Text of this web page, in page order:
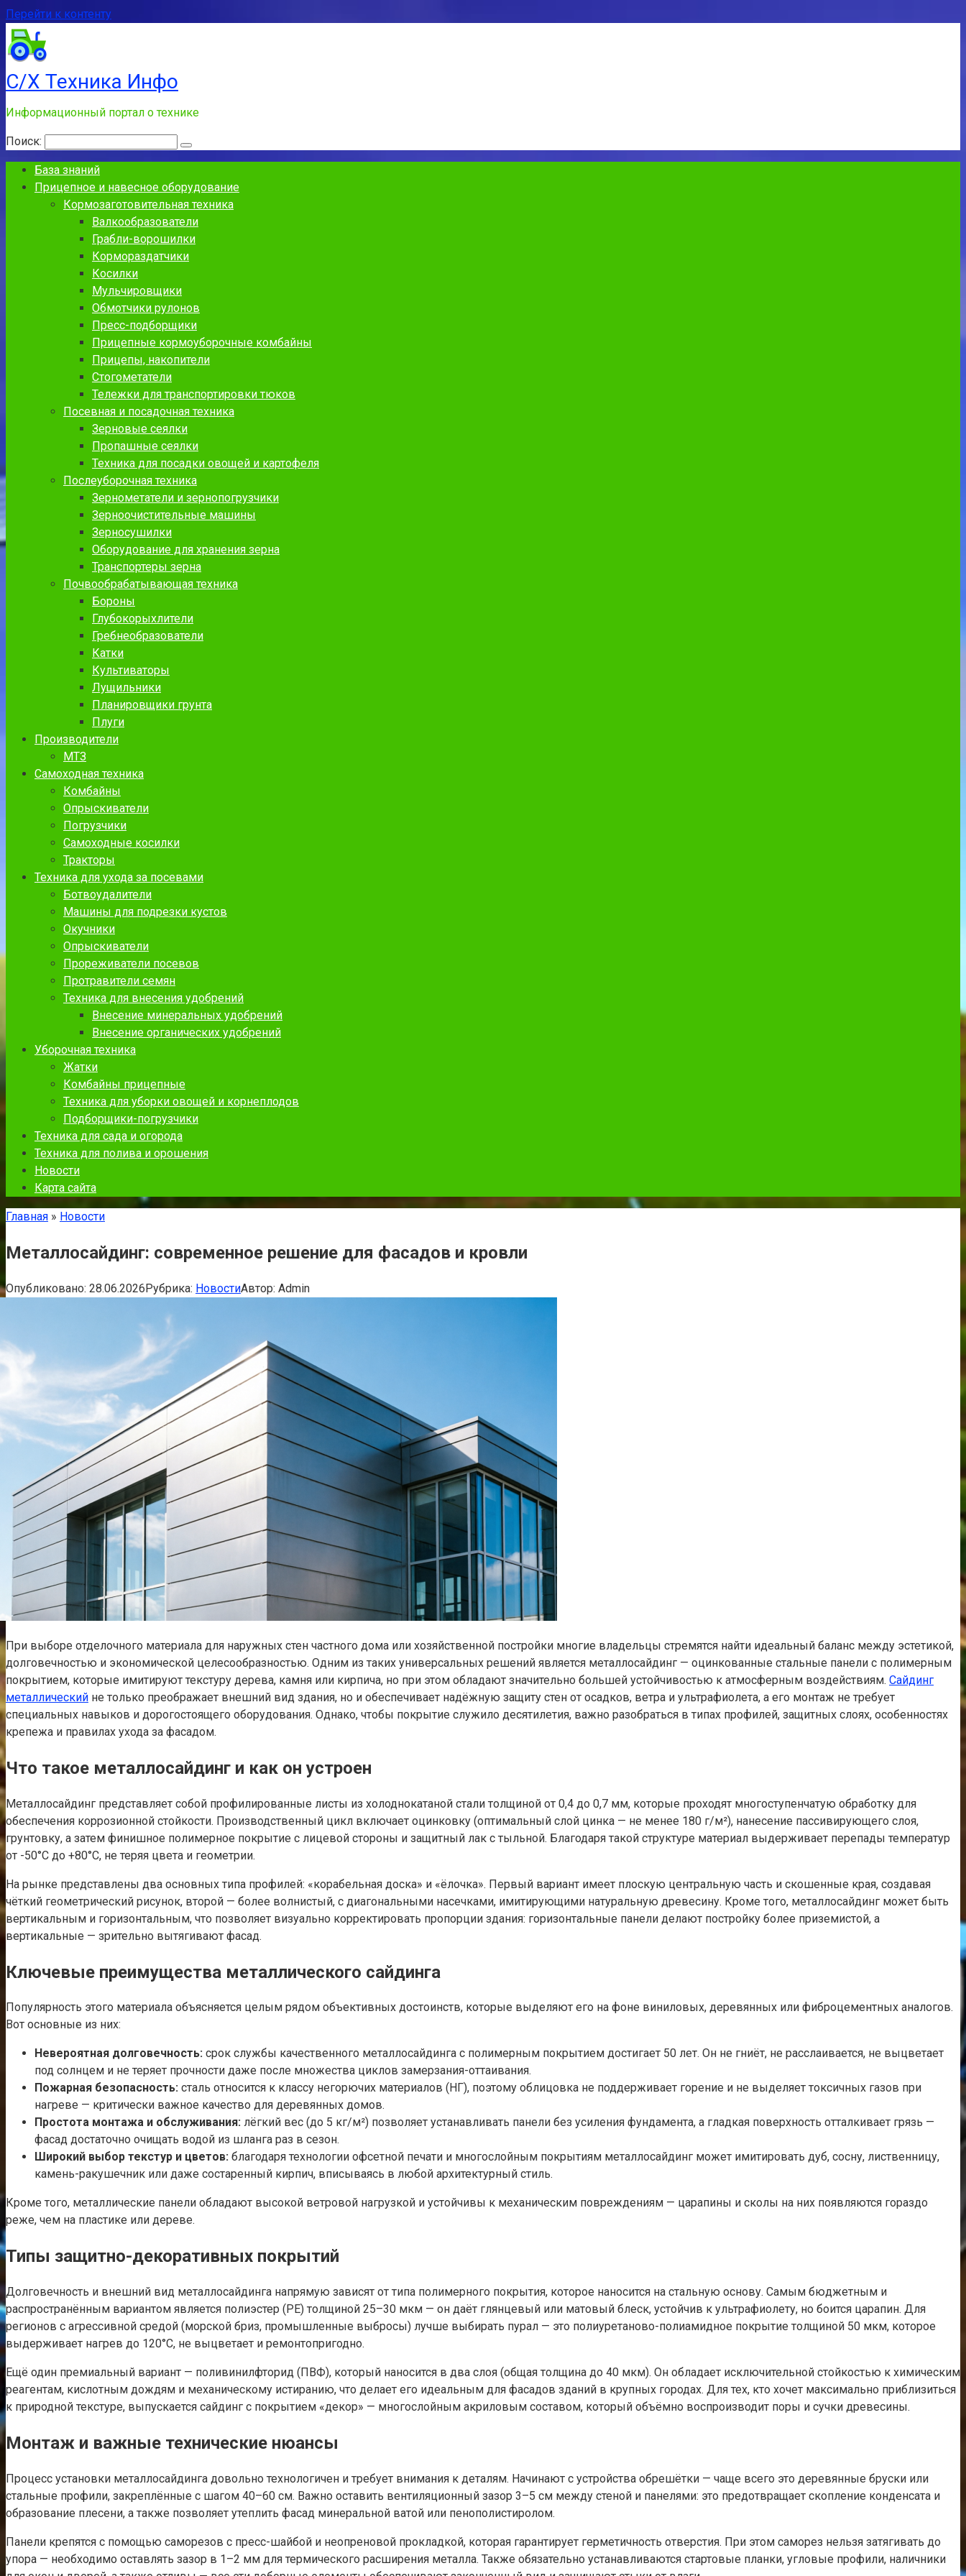
Перейти к контенту
С/Х Техника Инфо
Информационный портал о технике
Поиск:
База знаний
Прицепное и навесное оборудование
Кормозаготовительная техника
Валкообразователи
Грабли-ворошилки
Кормораздатчики
Косилки
Мульчировщики
Обмотчики рулонов
Пресс-подборщики
Прицепные кормоуборочные комбайны
Прицепы, накопители
Стогометатели
Тележки для транспортировки тюков
Посевная и посадочная техника
Зерновые сеялки
Пропашные сеялки
Техника для посадки овощей и картофеля
Послеуборочная техника
Зернометатели и зернопогрузчики
Зерноочистительные машины
Зерносушилки
Оборудование для хранения зерна
Транспортеры зерна
Почвообрабатывающая техника
Бороны
Глубокорыхлители
Гребнеобразователи
Катки
Культиваторы
Лущильники
Планировщики грунта
Плуги
Производители
МТЗ
Самоходная техника
Комбайны
Опрыскиватели
Погрузчики
Самоходные косилки
Тракторы
Техника для ухода за посевами
Ботвоудалители
Машины для подрезки кустов
Окучники
Опрыскиватели
Прореживатели посевов
Протравители семян
Техника для внесения удобрений
Внесение минеральных удобрений
Внесение органических удобрений
Уборочная техника
Жатки
Комбайны прицепные
Техника для уборки овощей и корнеплодов
Подборщики-погрузчики
Техника для сада и огорода
Техника для полива и орошения
Новости
Карта сайта
Главная » Новости
Металлосайдинг: современное решение для фасадов и кровли
Опубликовано: 28.06.2026Рубрика: НовостиАвтор: Admin
При выборе отделочного материала для наружных стен частного дома или хозяйственной постройки многие владельцы стремятся найти идеальный баланс между эстетикой,
долговечностью и экономической целесообразностью. Одним из таких универсальных решений является металлосайдинг — оцинкованные стальные панели с полимерным
покрытием, которые имитируют текстуру дерева, камня или кирпича, но при этом обладают значительно большей устойчивостью к атмосферным воздействиям. Сайдинг
металлический не только преображает внешний вид здания, но и обеспечивает надёжную защиту стен от осадков, ветра и ультрафиолета, а его монтаж не требует
специальных навыков и дорогостоящего оборудования. Однако, чтобы покрытие служило десятилетия, важно разобраться в типах профилей, защитных слоях, особенностях
крепежа и правилах ухода за фасадом.
Что такое металлосайдинг и как он устроен
Металлосайдинг представляет собой профилированные листы из холоднокатаной стали толщиной от 0,4 до 0,7 мм, которые проходят многоступенчатую обработку для
обеспечения коррозионной стойкости. Производственный цикл включает оцинковку (оптимальный слой цинка — не менее 180 г/м²), нанесение пассивирующего слоя,
грунтовку, а затем финишное полимерное покрытие с лицевой стороны и защитный лак с тыльной. Благодаря такой структуре материал выдерживает перепады температур
от -50°C до +80°C, не теряя цвета и геометрии.
На рынке представлены два основных типа профилей: «корабельная доска» и «ёлочка». Первый вариант имеет плоскую центральную часть и скошенные края, создавая
чёткий геометрический рисунок, второй — более волнистый, с диагональными насечками, имитирующими натуральную древесину. Кроме того, металлосайдинг может быть
вертикальным и горизонтальным, что позволяет визуально корректировать пропорции здания: горизонтальные панели делают постройку более приземистой, а
вертикальные — зрительно вытягивают фасад.
Ключевые преимущества металлического сайдинга
Популярность этого материала объясняется целым рядом объективных достоинств, которые выделяют его на фоне виниловых, деревянных или фиброцементных аналогов.
Вот основные из них:
Невероятная долговечность: срок службы качественного металлосайдинга с полимерным покрытием достигает 50 лет. Он не гниёт, не расслаивается, не выцветает
под солнцем и не теряет прочности даже после множества циклов замерзания-оттаивания.
Пожарная безопасность: сталь относится к классу негорючих материалов (НГ), поэтому облицовка не поддерживает горение и не выделяет токсичных газов при
нагреве — критически важное качество для деревянных домов.
Простота монтажа и обслуживания: лёгкий вес (до 5 кг/м²) позволяет устанавливать панели без усиления фундамента, а гладкая поверхность отталкивает грязь —
фасад достаточно очищать водой из шланга раз в сезон.
Широкий выбор текстур и цветов: благодаря технологии офсетной печати и многослойным покрытиям металлосайдинг может имитировать дуб, сосну, лиственницу,
камень-ракушечник или даже состаренный кирпич, вписываясь в любой архитектурный стиль.
Кроме того, металлические панели обладают высокой ветровой нагрузкой и устойчивы к механическим повреждениям — царапины и сколы на них появляются гораздо
реже, чем на пластике или дереве.
Типы защитно-декоративных покрытий
Долговечность и внешний вид металлосайдинга напрямую зависят от типа полимерного покрытия, которое наносится на стальную основу. Самым бюджетным и
распространённым вариантом является полиэстер (РЕ) толщиной 25–30 мкм — он даёт глянцевый или матовый блеск, устойчив к ультрафиолету, но боится царапин. Для
регионов с агрессивной средой (морской бриз, промышленные выбросы) лучше выбирать пурал — это полиуретаново-полиамидное покрытие толщиной 50 мкм, которое
выдерживает нагрев до 120°C, не выцветает и ремонтопригодно.
Ещё один премиальный вариант — поливинилфторид (ПВФ), который наносится в два слоя (общая толщина до 40 мкм). Он обладает исключительной стойкостью к химическим
реагентам, кислотным дождям и механическому истиранию, что делает его идеальным для фасадов зданий в крупных городах. Для тех, кто хочет максимально приблизиться
к природной текстуре, выпускается сайдинг с покрытием «декор» — многослойным акриловым составом, который объёмно воспроизводит поры и сучки древесины.
Монтаж и важные технические нюансы
Процесс установки металлосайдинга довольно технологичен и требует внимания к деталям. Начинают с устройства обрешётки — чаще всего это деревянные бруски или
стальные профили, закреплённые с шагом 40–60 см. Важно оставить вентиляционный зазор 3–5 см между стеной и панелями: это предотвращает скопление конденсата и
образование плесени, а также позволяет утеплить фасад минеральной ватой или пенополистиролом.
Панели крепятся с помощью саморезов с пресс-шайбой и неопреновой прокладкой, которая гарантирует герметичность отверстия. При этом саморез нельзя затягивать до
упора — необходимо оставлять зазор в 1–2 мм для термического расширения металла. Также обязательно устанавливаются стартовые планки, угловые профили, наличники